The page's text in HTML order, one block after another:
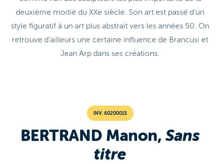
deuxième moitié du XXe siècle. Son art est passé d’un
style figuratif à un art plus abstrait vers les années 50. On
retrouve d’ailleurs une certaine influence de Brancusi et
Jean Arp dans ses créations.
INV. 60200015
BERTRAND Manon, Sans
titre